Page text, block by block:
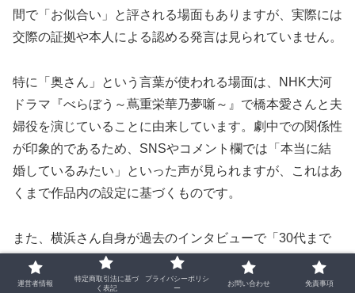
間で「お似合い」と評される場面もありますが、実際には
交際の証拠や本人による認める発言は見られていません。
特に「奥さん」という言葉が使われる場面は、NHK大河
ドラマ『べらぼう～蔦重栄華乃夢噺～』で橋本愛さんと夫
婦役を演じていることに由来しています。劇中での関係性
が印象的であるため、SNSやコメント欄では「本当に結
婚しているみたい」といった声が見られますが、これはあ
くまで作品内の設定に基づくものです。
また、横浜さん自身が過去のインタビューで「30代まで
には結婚したい」と語っていたことから、年齢的な節目に
差し掛かっていることもあり、結婚への関心が高まってい
運営者情報
特定商取引法に基づ
く表記
プライバシーポリシ
ー
お問い合わせ 免責事項